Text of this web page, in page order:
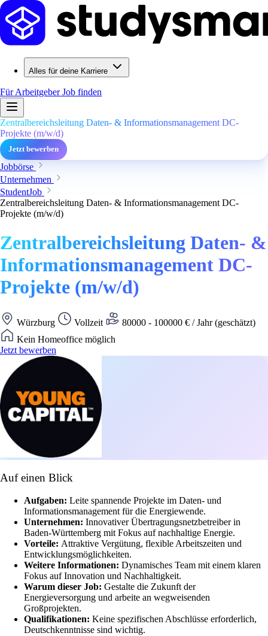
Alles für deine Karriere
Für ArbeitgeberJob finden
Zentralbereichsleitung Daten- & Informationsmanagement DC-
Projekte (m/w/d)
Jetzt bewerben
Jobbörse
Unternehmen
StudentJob
Zentralbereichsleitung Daten- & Informationsmanagement DC-
Projekte (m/w/d)
Zentralbereichsleitung Daten- &
Informationsmanagement DC-
Projekte (m/w/d)
Würzburg Vollzeit
80000 - 100000 € / Jahr (geschätzt)
Kein Homeoffice möglich
Jetzt bewerben
Auf einen Blick
Aufgaben: Leite spannende Projekte im Daten- und
Informationsmanagement für die Energiewende.
Unternehmen: Innovativer Übertragungsnetzbetreiber in
Baden-Württemberg mit Fokus auf nachhaltige Energie.
Vorteile: Attraktive Vergütung, flexible Arbeitszeiten und
Entwicklungsmöglichkeiten.
Weitere Informationen: Dynamisches Team mit einem klaren
Fokus auf Innovation und Nachhaltigkeit.
Warum dieser Job: Gestalte die Zukunft der
Energieversorgung und arbeite an wegweisenden
Großprojekten.
Qualifikationen: Keine spezifischen Abschlüsse erforderlich,
Deutschkenntnisse sind wichtig.